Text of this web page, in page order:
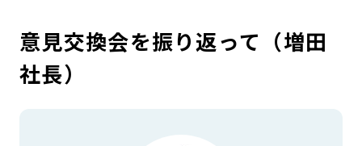
意見交換会を振り返って（増田
社長）